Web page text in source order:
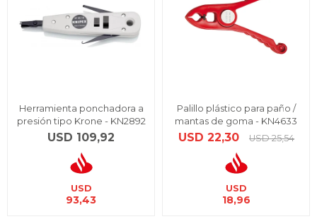
Herramienta ponchadora a
presión tipo Krone - KN2892
USD 109,92
USD
93,43
Palillo plástico para paño /
mantas de goma - KN4633
USD 22,30 USD 25,54
USD
18,96